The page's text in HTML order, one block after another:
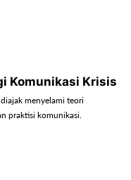
Komunikasi Krisis
menyelami teori
praktisi komunikasi.